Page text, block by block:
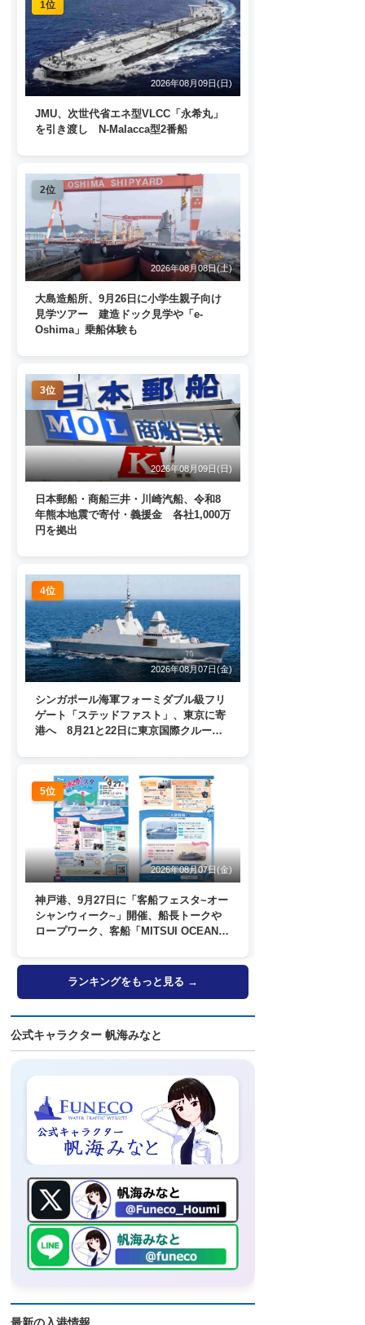
1位
2026年08月09日(日)
JMU、次世代省エネ型VLCC「永希丸」
を引き渡し N-Malacca型2番船
2位
2026年08月08日(土)
大島造船所、9月26日に小学生親子向け
見学ツアー 建造ドック見学や「e-
Oshima」乗船体験も
3位
2026年08月09日(日)
日本郵船・商船三井・川崎汽船、令和8
年熊本地震で寄付・義援金 各社1,000万
円を拠出
4位
2026年08月07日(金)
シンガポール海軍フォーミダブル級フリ
ゲート「ステッドファスト」、東京に寄
港へ 8月21と22日に東京国際クルーズ
5位
2026年08月07日(金)
神戸港、9月27日に「客船フェスタ~オー
シャンウィーク~」開催、船長トークや
ロープワーク、客船「MITSUI OCEAN
ランキングをもっと見る →
公式キャラクター 帆海みなと
最新の入港情報